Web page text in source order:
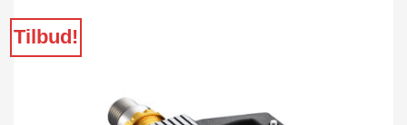
Tilbud!